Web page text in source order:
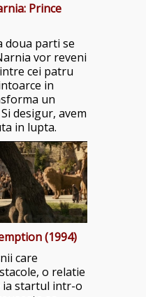
Prince
doua parti se
vor reveni
cei patru
in
un
desigur, avem
in lupta.
(1994)
care
o relatie
ia startul intr-o